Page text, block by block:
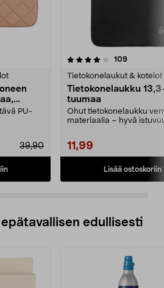
PU-
39,90
109arvostelut
Tietokonelaukut & kotelot
Tietokonelaukku
tuumaa
Ohut tietokonelaukku
materiaalia – hyvä
11,99
Lisää ostoskoriin
4.5 viidestä
edullisesti